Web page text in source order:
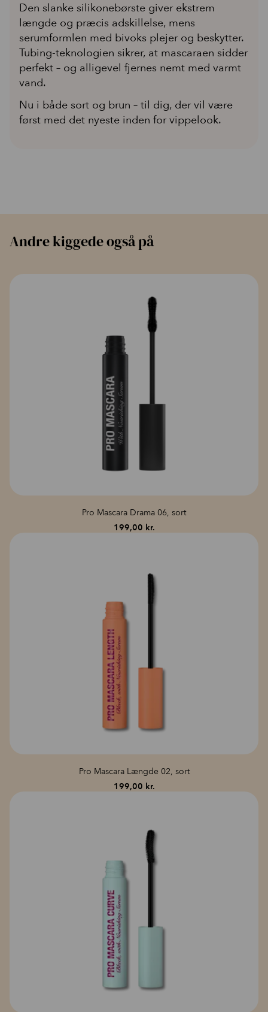
Den slanke silikonebørste giver ekstrem
længde og præcis adskillelse, mens
serumformlen med bivoks plejer og beskytter.
Tubing-teknologien sikrer, at mascaraen sidder
perfekt – og alligevel fjernes nemt med varmt
vand.
Nu i både sort og brun – til dig, der vil være
først med det nyeste inden for vippelook.
Andre kiggede også på
Pro Mascara Drama 06, sort
199,00 kr.
Pro Mascara Længde 02, sort
199,00 kr.